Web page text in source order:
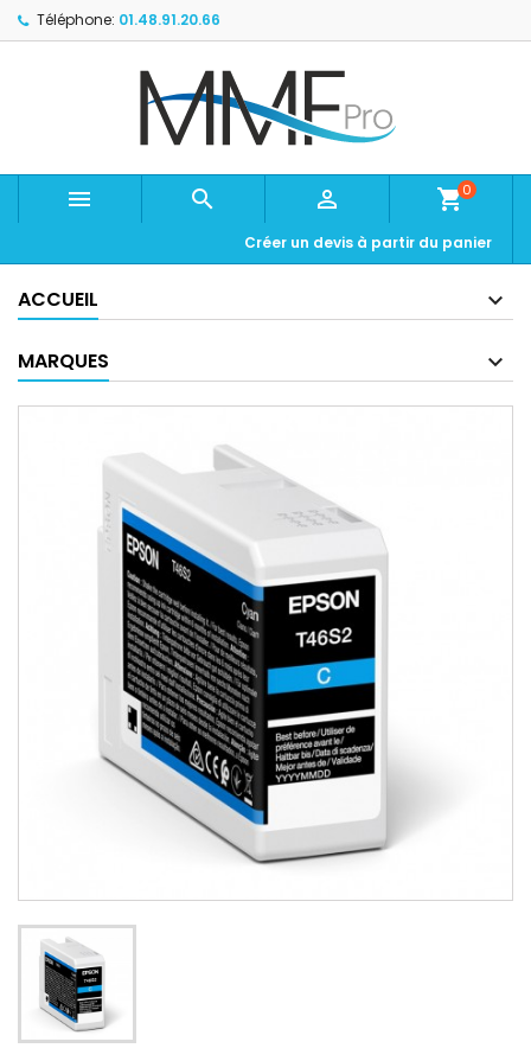
Téléphone: 01.48.91.20.66
   shopping_cart0
Créer un devis à partir du panier
ACCUEIL
MARQUES